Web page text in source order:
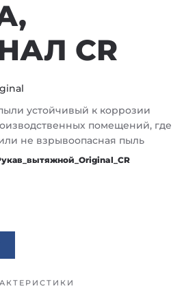
CR
устойчивый к коррозии
помещений, где
не взрывоопасная пыль